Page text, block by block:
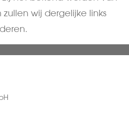
wij dergelijke links